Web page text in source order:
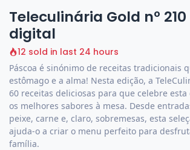
Teleculinária Gold nº
digital
12 sold in last 24 hours
Páscoa é sinónimo de receitas tradicionais
estômago e a alma! Nesta edição, a
60 receitas deliciosas para que celebre esta
os melhores sabores à mesa. Desde
peixe, carne e, claro, sobremesas, esta
ajuda-o a criar o menu perfeito para
família.